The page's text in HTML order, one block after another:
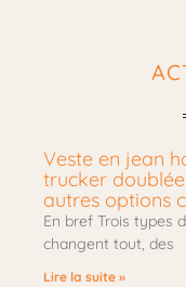
Veste en jean
trucker
autres options
En bref Trois types
changent tout, des
Lire la suite »